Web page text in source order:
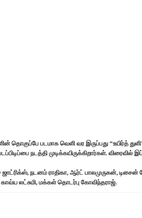
படமாக வெளி வர இருப்பது “உயிர்த்
நடத்தி முடிக்கயிருக்கிறார்கள். விரைவில்
நடனம் ராதிகா, ஆர்ட் பாலமுருகன்,
லட்சுமி, மக்கள் தொடர்பு கோவிந்தராஜ்.